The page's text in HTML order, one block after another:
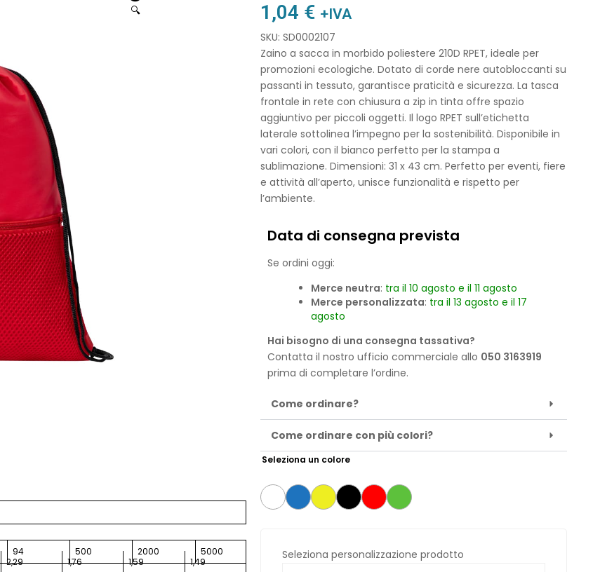
🔍
94 500 2000 5000
2,29 1,76 1,59 1,49
1,04 € +IVA
SKU: SD0002107
Zaino a sacca in morbido poliestere 210D RPET, ideale per
promozioni ecologiche. Dotato di corde nere autobloccanti su
passanti in tessuto, garantisce praticità e sicurezza. La tasca
frontale in rete con chiusura a zip in tinta offre spazio
aggiuntivo per piccoli oggetti. Il logo RPET sull’etichetta
laterale sottolinea l’impegno per la sostenibilità. Disponibile in
vari colori, con il bianco perfetto per la stampa a
sublimazione. Dimensioni: 31 x 43 cm. Perfetto per eventi, fiere
e attività all’aperto, unisce funzionalità e rispetto per
l’ambiente.
Data di consegna prevista
Se ordini oggi:
Merce neutra: tra il 10 agosto e il 11 agosto
Merce personalizzata: tra il 13 agosto e il 17
agosto
Hai bisogno di una consegna tassativa?
Contatta il nostro ufficio commerciale allo 050 3163919
prima di completare l’ordine.
Come ordinare?
Come ordinare con più colori?
Seleziona un colore
Seleziona personalizzazione prodotto